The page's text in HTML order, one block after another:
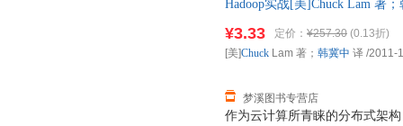
Hadoop实战[美]Chuck Lam 著
作为云计算所青睐的分布式架
¥3.33 定价： ¥257.30 (0.13折)
梦溪图书专营店
[美]Chuck Lam 著； 韩冀中 译 /2011-